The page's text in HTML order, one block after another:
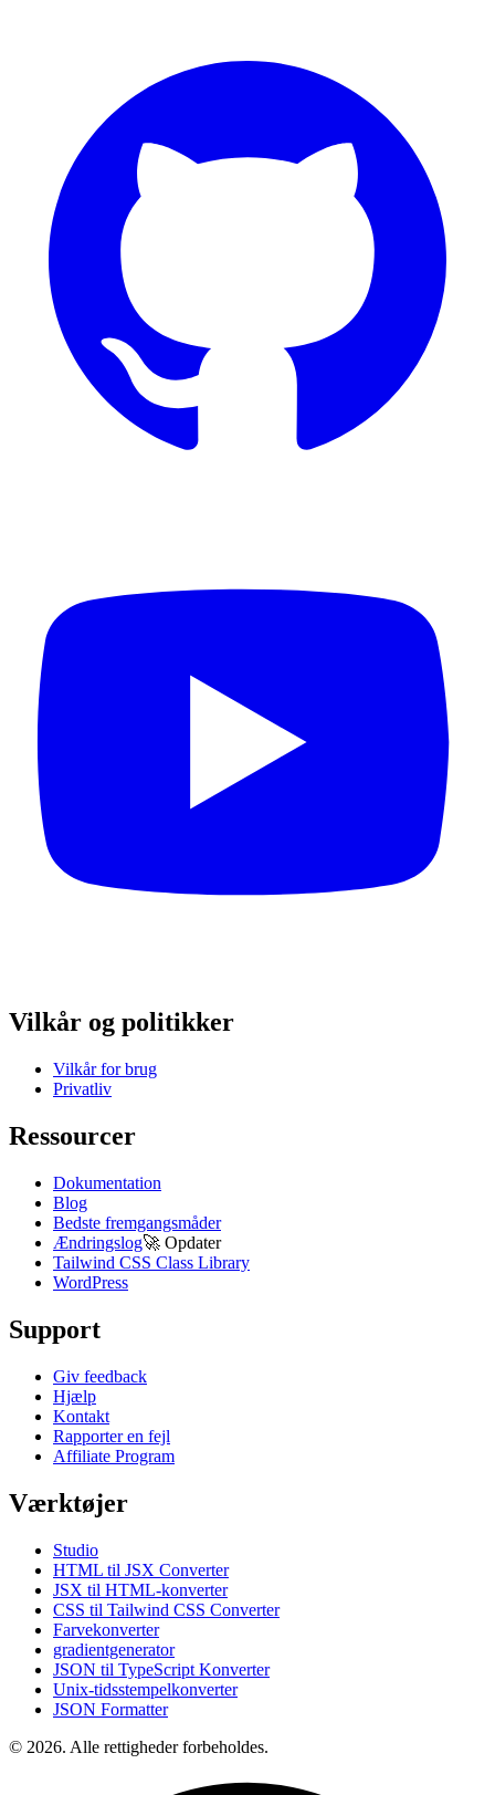
Vilkår og politikker
Vilkår for brug
Privatliv
Ressourcer
Dokumentation
Blog
Bedste fremgangsmåder
Ændringslog🚀 Opdater
Tailwind CSS Class Library
WordPress
Support
Giv feedback
Hjælp
Kontakt
Rapporter en fejl
Affiliate Program
Værktøjer
Studio
HTML til JSX Converter
JSX til HTML-konverter
CSS til Tailwind CSS Converter
Farvekonverter
gradientgenerator
JSON til TypeScript Konverter
Unix-tidsstempelkonverter
JSON Formatter
© 2026. Alle rettigheder forbeholdes.